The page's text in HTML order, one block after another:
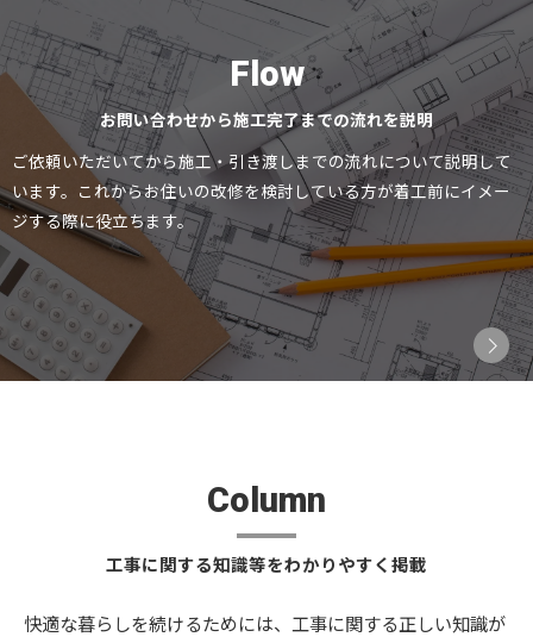
Flow
お問い合わせから施工完了までの流れを説明
ご依頼いただいてから施工・引き渡しまでの流れについて説明して
います。これからお住いの改修を検討している方が着工前にイメー
ジする際に役立ちます。
工事に関する知識等をわかりやすく掲載
Column
快適な暮らしを続けるためには、工事に関する正しい知識が